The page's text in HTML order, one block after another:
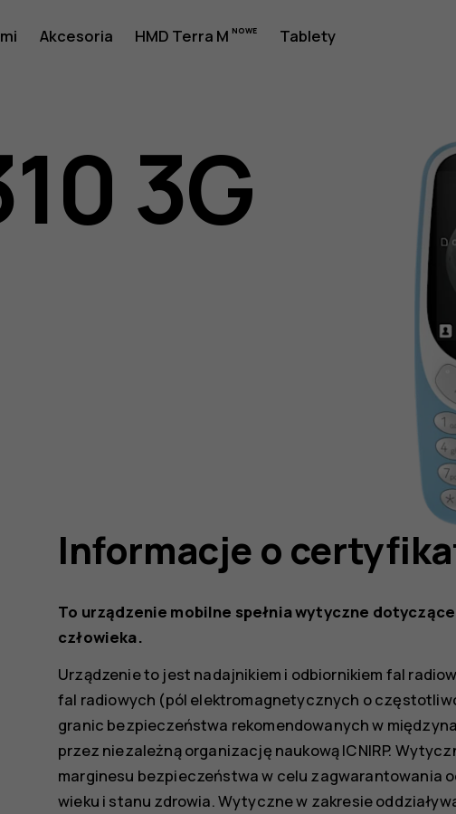
Akcesoria HMD Terra M Tablety
3G
Informacje o
To urządzenie mobilne spełnia wytyczne
człowieka.
Urządzenie to jest nadajnikiem i odbiornikiem fal
fal radiowych (pól elektromagnetycznych o
granic bezpieczeństwa rekomendowanych w
przez niezależną organizację naukową ICNIRP.
marginesu bezpieczeństwa w celu zagwarantowania
wieku i stanu zdrowia. Wytyczne w zakresie